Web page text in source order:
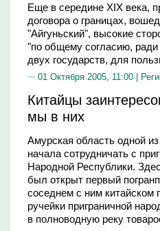
Еще в середине XIX века,
договора о границах,
"Айгуньский", высокие
"по общему согласию,
двух государств, для
01 Октября 2005, 11:00 |
Китайцы
мы в них
Амурская область одной
начала сотрудничать с
Народной Республики.
был открыт первый
соседнем с ним китайском
ручейки приграничной
в полноводную реку